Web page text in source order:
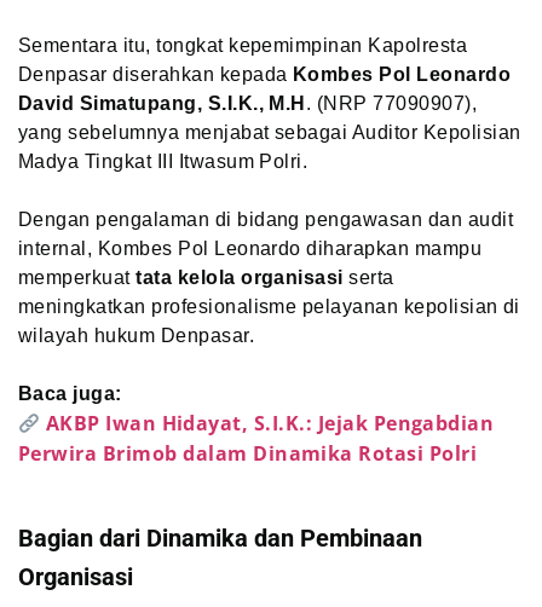
Sementara itu, tongkat kepemimpinan Kapolresta
Denpasar diserahkan kepada Kombes Pol Leonardo
David Simatupang, S.I.K., M.H . (NRP 77090907),
yang sebelumnya menjabat sebagai Auditor Kepolisian
Madya Tingkat III Itwasum Polri.
Dengan pengalaman di bidang pengawasan dan audit
internal, Kombes Pol Leonardo diharapkan mampu
memperkuattata kelola organisasi serta
meningkatkan profesionalisme pelayanan kepolisian di
wilayah hukum Denpasar.
Baca juga:
AKBP Iwan Hidayat, S.I.K.: Jejak Pengabdian
Perwira Brimob dalam Dinamika Rotasi Polri
Bagian dari Dinamika dan Pembinaan
Organisasi